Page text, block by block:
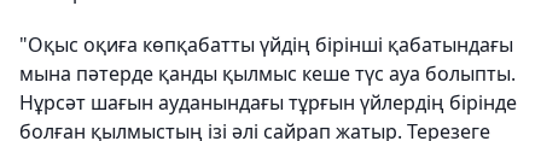
"Оқыс оқиға көпқабатты үйдің бірінші қабатындағы
мына пәтерде қанды қылмыс кеше түс ауа болыпты.
Нұрсәт шағын ауданындағы тұрғын үйлердің бірінде
болған қылмыстың ізі әлі сайрап жатыр. Терезеге